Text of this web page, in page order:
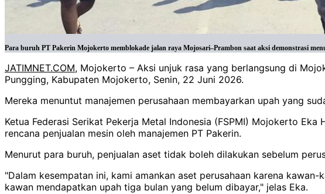
Para buruh PT Pakerin Mojokerto memblokade jalan raya Mojosari–Prambon saat aksi demonstrasi
JATIMNET.COM, Mojokerto – Aksi unjuk rasa yang berlangsung di
Pungging, Kabupaten Mojokerto, Senin, 22 Juni 2026.
Mereka menuntut manajemen perusahaan membayarkan upah yang
Ketua Federasi Serikat Pekerja Metal Indonesia (FSPMI) Mojokerto
rencana penjualan mesin oleh manajemen PT Pakerin.
Menurut para buruh, penjualan aset tidak boleh dilakukan sebelum
"Dalam kesempatan ini, kami amankan aset perusahaan karena
kawan mendapatkan upah tiga bulan yang belum dibayar," jelas Eka.